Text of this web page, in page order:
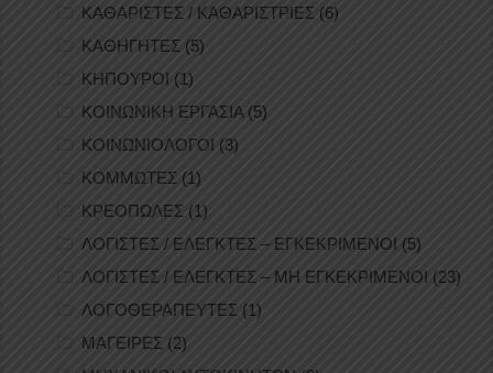
ΚΑΘΑΡΙΣΤΕΣ / ΚΑΘΑΡΙΣΤΡΙΕΣ (6)
ΚΑΘΗΓΗΤΕΣ (5)
ΚΗΠΟΥΡΟΙ (1)
ΚΟΙΝΩΝΙΚΗ ΕΡΓΑΣΙΑ(5)
ΚΟΙΝΩΝΙΟΛΟΓΟΙ (3)
ΚΟΜΜΩΤΕΣ (1)
ΚΡΕΟΠΩΛΕΣ (1)
ΛΟΓΙΣΤΕΣ / ΕΛΕΓΚΤΕΣ – ΕΓΚΕΚΡΙΜΕΝΟΙ (5)
ΛΟΓΙΣΤΕΣ / ΕΛΕΓΚΤΕΣ – ΜΗ ΕΓΚΕΚΡΙΜΕΝΟΙ (23)
ΛΟΓΟΘΕΡΑΠΕΥΤΕΣ (1)
ΜΑΓΕΙΡΕΣ (2)